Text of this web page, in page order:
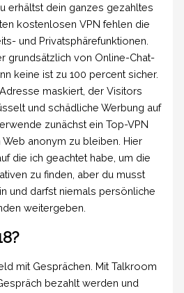
erhältst dein ganzes gezahltes
kostenlosen VPN fehlen die
und Privatsphärefunktionen.
grundsätzlich von Online-Chat-
keine ist zu 100 percent sicher.
maskiert, der Visitors
und schädliche Werbung auf
zunächst ein Top-VPN
anonym zu bleiben. Hier
die ich geachtet habe, um die
zu finden, aber du musst
und darfst niemals persönliche
weitergeben.
mit Gesprächen. Mit Talkroom
bezahlt werden und